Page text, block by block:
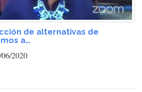
de alternativas de
a…
2020